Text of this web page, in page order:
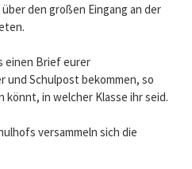
den großen Eingang an der
einen Brief eurer
und Schulpost bekommen, so
könnt, in welcher Klasse ihr seid.
versammeln sich die